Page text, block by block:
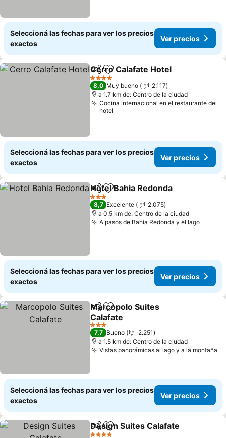
Seleccioná las fechas para ver los precios
exactos
Ver precios
CompartirAñadir a favoritos
Cerro Calafate Hotel
4 Estrellas
8,0 Muy bueno
2.117
a 1.7 km de: Centro de la ciudad
Cocina internacional en el restaurante del
hotel
Seleccioná las fechas para ver los precios
exactos
Ver precios
CompartirAñadir a favoritos
Hotel Bahia Redonda
3 Estrellas
8,7 Excelente
2.075
a 0.5 km de: Centro de la ciudad
A pasos de Bahía Redonda y el lago
Seleccioná las fechas para ver los precios
exactos
Ver precios
CompartirAñadir a favoritos
Marcopolo Suites
Calafate
3 Estrellas
7,7 Bueno
2.251
a 1.5 km de: Centro de la ciudad
Vistas panorámicas al lago y a la montaña
Seleccioná las fechas para ver los precios
exactos
Ver precios
CompartirAñadir a favoritos
Design Suites Calafate